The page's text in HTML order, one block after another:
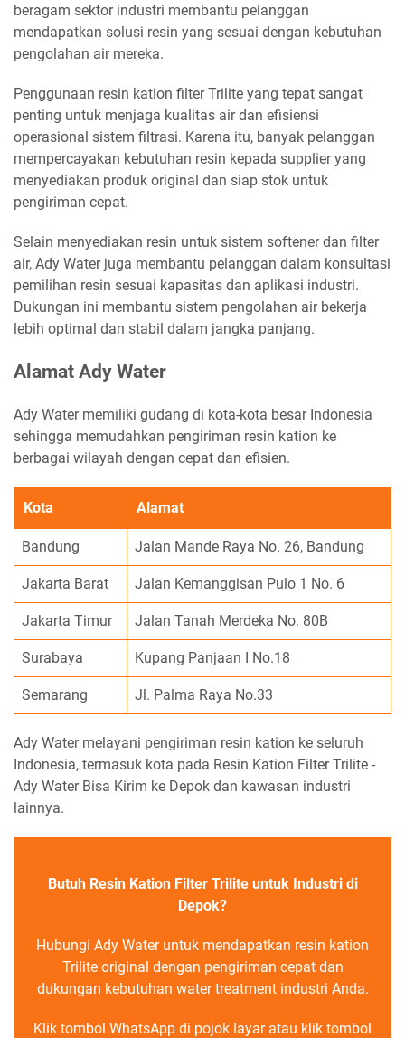
beragam sektor industri membantu pelanggan
mendapatkan solusi resin yang sesuai dengan kebutuhan
pengolahan air mereka.
Penggunaan resin kation filter Trilite yang tepat sangat
penting untuk menjaga kualitas air dan efisiensi
operasional sistem filtrasi. Karena itu, banyak pelanggan
mempercayakan kebutuhan resin kepada supplier yang
menyediakan produk original dan siap stok untuk
pengiriman cepat.
Selain menyediakan resin untuk sistem softener dan filter
air, Ady Water juga membantu pelanggan dalam konsultasi
pemilihan resin sesuai kapasitas dan aplikasi industri.
Dukungan ini membantu sistem pengolahan air bekerja
lebih optimal dan stabil dalam jangka panjang.
Alamat Ady Water
Ady Water memiliki gudang di kota-kota besar Indonesia
sehingga memudahkan pengiriman resin kation ke
berbagai wilayah dengan cepat dan efisien.
Kota Alamat
Bandung Jalan Mande Raya No. 26, Bandung
Jakarta Barat Jalan Kemanggisan Pulo 1 No. 6
Jakarta Timur Jalan Tanah Merdeka No. 80B
Surabaya Kupang Panjaan I No.18
Semarang Jl. Palma Raya No.33
Ady Water melayani pengiriman resin kation ke seluruh
Indonesia, termasuk kota pada Resin Kation Filter Trilite -
Ady Water Bisa Kirim ke Depok dan kawasan industri
lainnya.
Butuh Resin Kation Filter Trilite untuk Industri di
Depok?
Hubungi Ady Water untuk mendapatkan resin kation
Trilite original dengan pengiriman cepat dan
dukungan kebutuhan water treatment industri Anda.
Klik tombol WhatsApp di pojok layar atau klik tombol